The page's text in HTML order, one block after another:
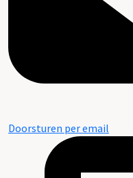
Doorsturen per email